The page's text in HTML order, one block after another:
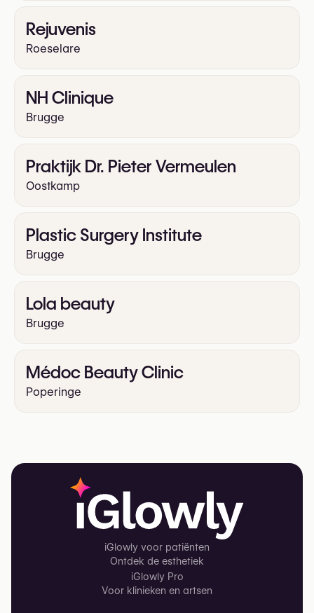
Rejuvenis
Roeselare
NH Clinique
Brugge
Praktijk Dr. Pieter Vermeulen
Oostkamp
Plastic Surgery Institute
Brugge
Lola beauty
Brugge
Médoc Beauty Clinic
Poperinge
iGlowly voor patiënten
Ontdek de esthetiek
iGlowly Pro
Voor klinieken en artsen